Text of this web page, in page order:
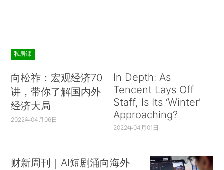
私房课
向松祚：宏观经济70
讲，带你了解国内外
经济大局
2022年04月06日
In Depth: As
Tencent Lays Off
Staff, Is Its ‘Winter’
Approaching?
2022年04月01日
财新周刊｜AI短剧涌向海外